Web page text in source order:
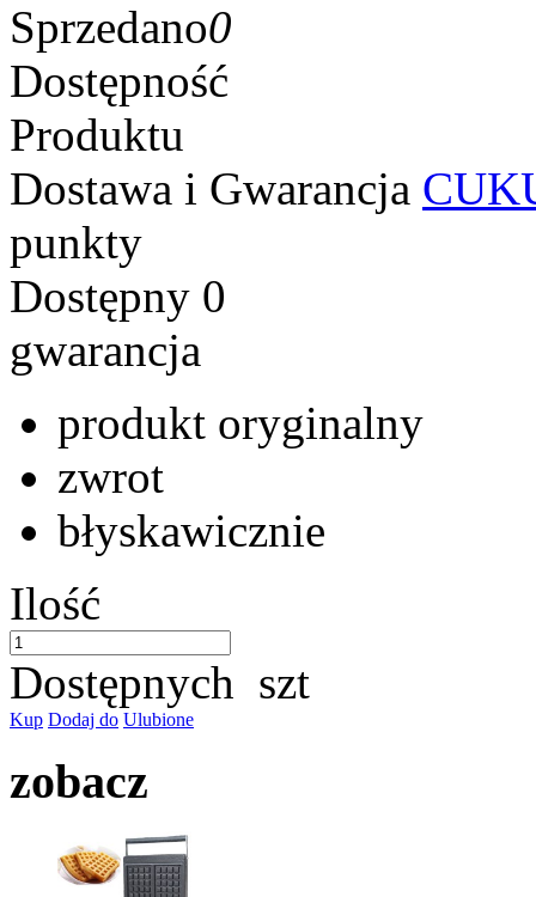
Sprzedano0
Dostępność
Produktu
Dostawa i Gwarancja
punkty
Dostępny 0
gwarancja
produkt oryginalny
zwrot
błyskawicznie
Ilość
Dostępnych szt
Kup Dodaj do Ulubione
zobacz